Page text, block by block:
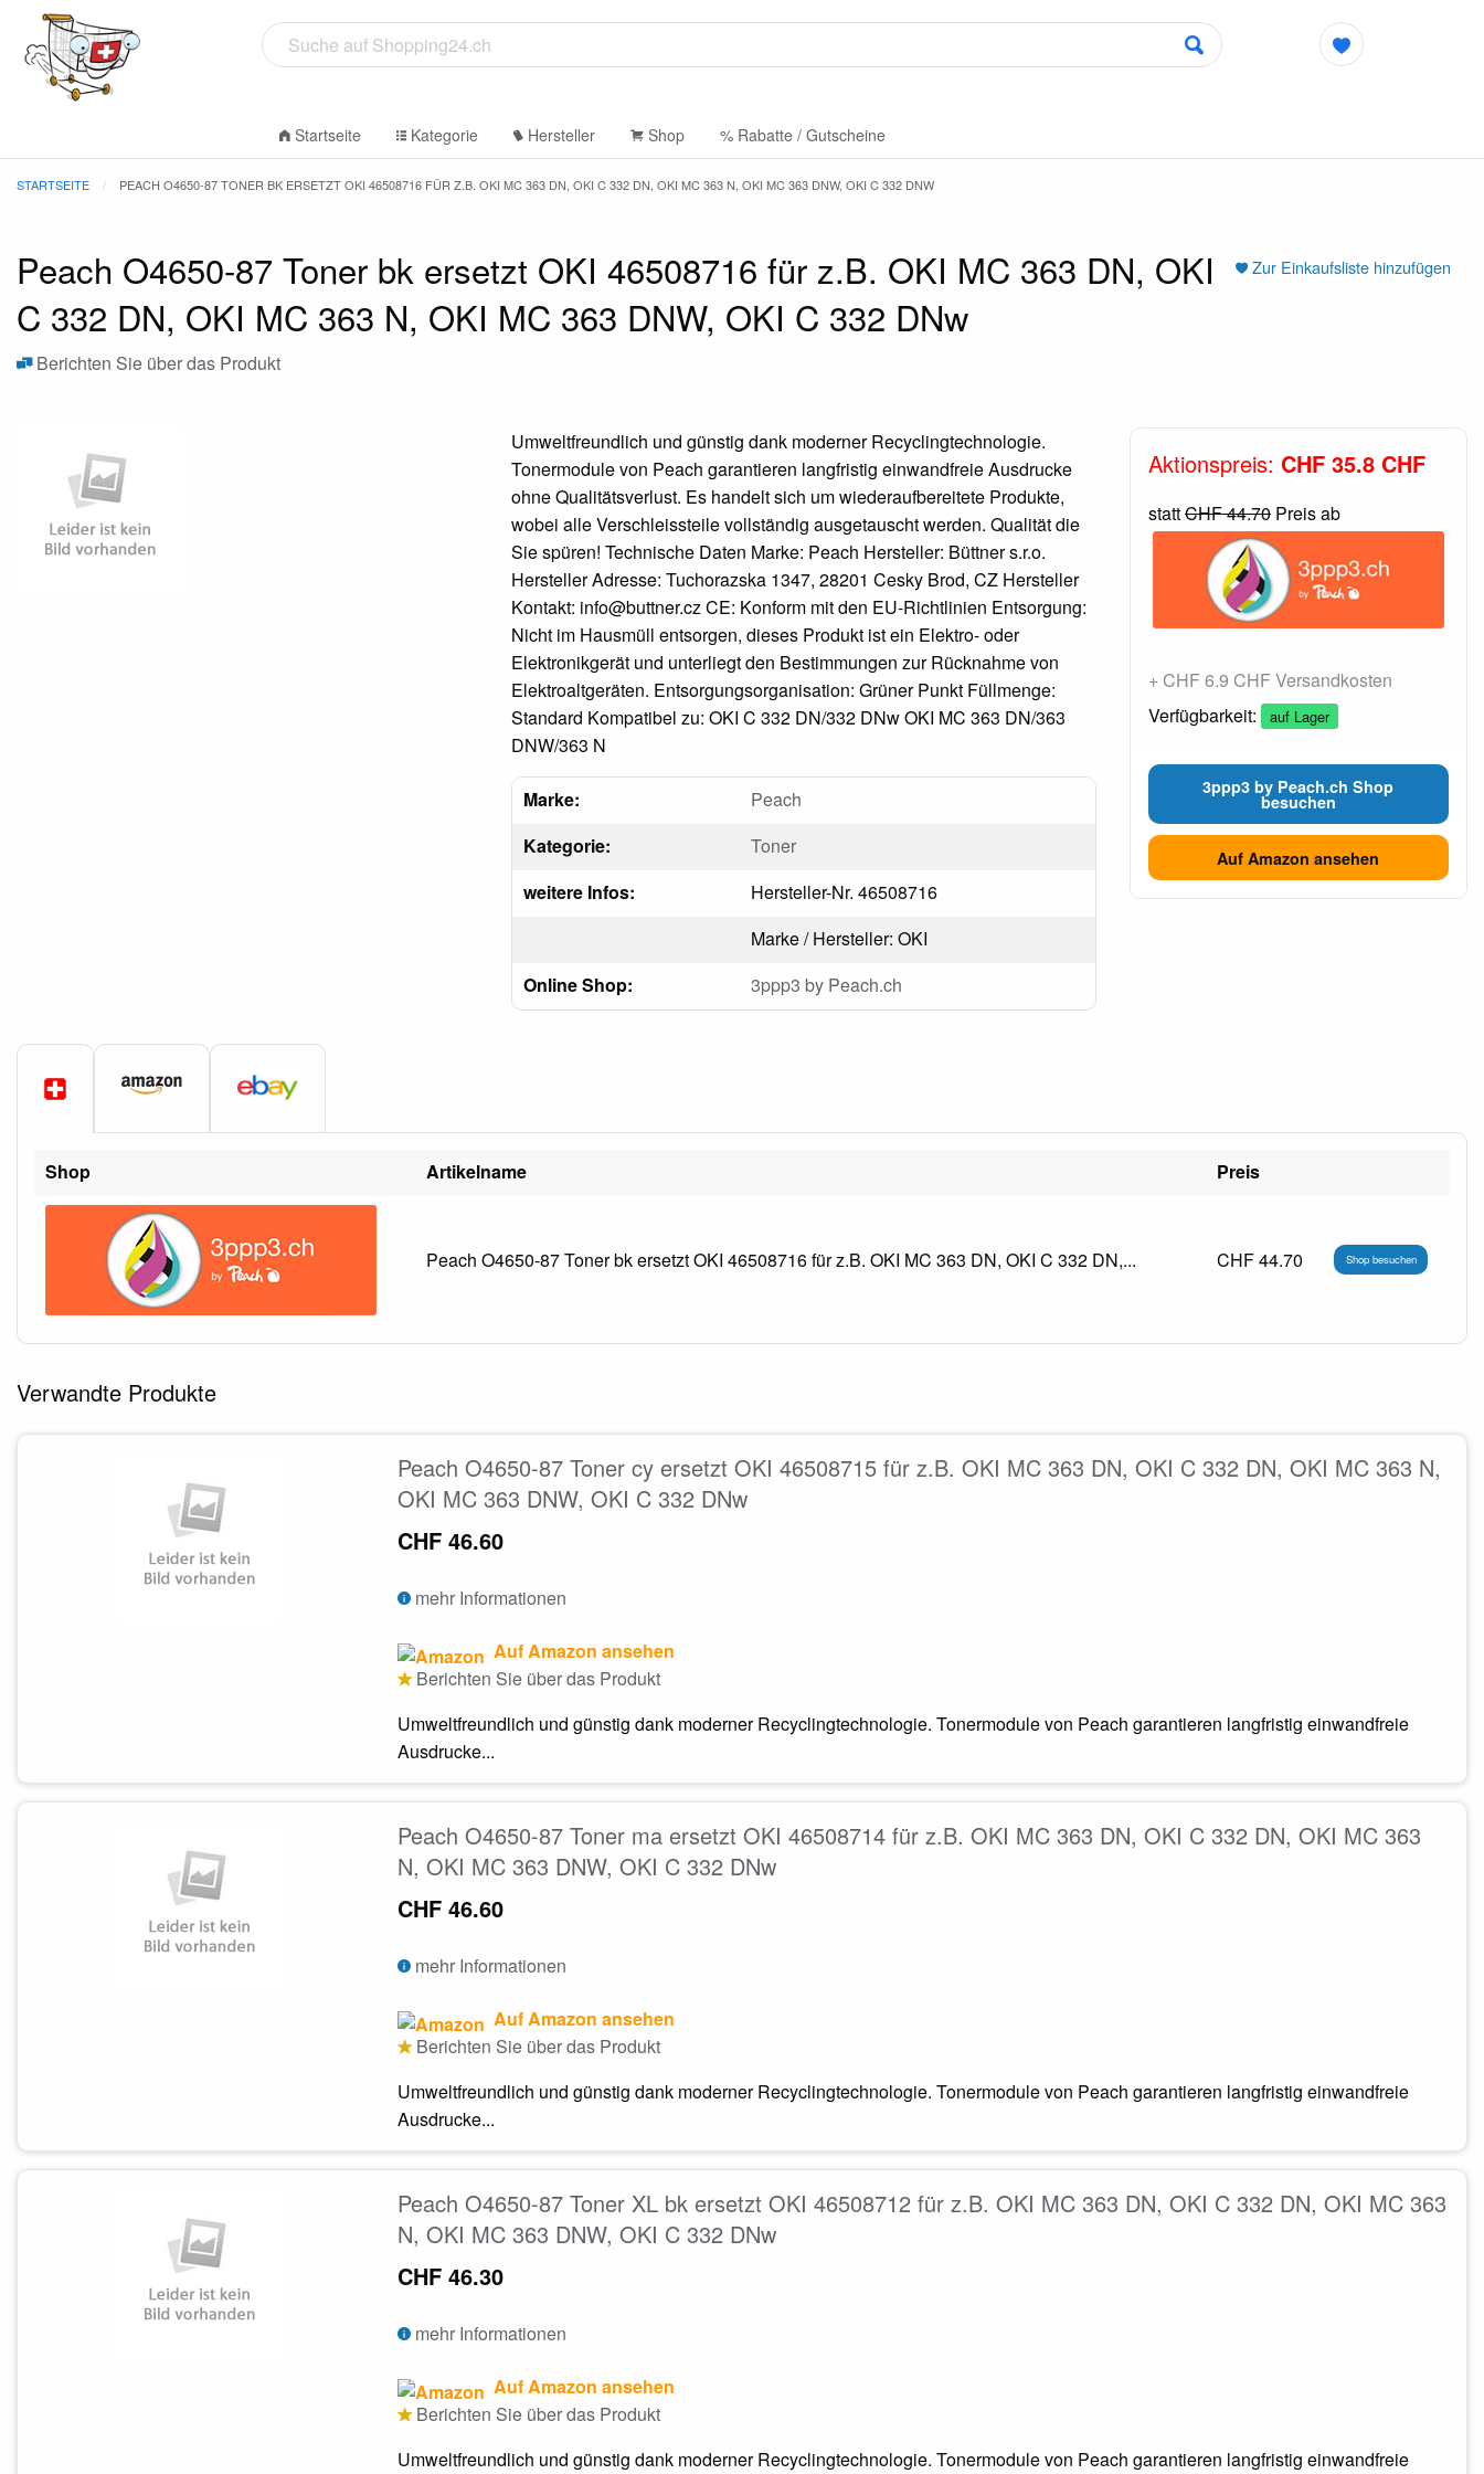
Startseite Kategorie Hersteller Shop % Rabatte / Gutscheine
STARTSEITE PEACH O4650-87 TONER BK ERSETZT OKI 46508716 FÜR Z.B. OKI MC 363 DN, OKI C 332 DN, OKI MC 363 N, OKI MC 363 DNW, OKI C 332 DNW
Zur Einkaufsliste hinzufügen
Peach O4650-87 Toner bk ersetzt OKI 46508716 für z.B. OKI MC 363 DN, OKI
C 332 DN, OKI MC 363 N, OKI MC 363 DNW, OKI C 332 DNw
Berichten Sie über das Produkt
Umweltfreundlich und günstig dank moderner Recyclingtechnologie.
Tonermodule von Peach garantieren langfristig einwandfreie Ausdrucke
ohne Qualitätsverlust. Es handelt sich um wiederaufbereitete Produkte,
wobei alle Verschleissteile vollständig ausgetauscht werden. Qualität die
Sie spüren! Technische Daten Marke: Peach Hersteller: Büttner s.r.o.
Hersteller Adresse: Tuchorazska 1347, 28201 Cesky Brod, CZ Hersteller
Kontakt: info@buttner.cz CE: Konform mit den EU-Richtlinien Entsorgung:
Nicht im Hausmüll entsorgen, dieses Produkt ist ein Elektro- oder
Elektronikgerät und unterliegt den Bestimmungen zur Rücknahme von
Elektroaltgeräten. Entsorgungsorganisation: Grüner Punkt Füllmenge:
Standard Kompatibel zu: OKI C 332 DN/332 DNw OKI MC 363 DN/363
DNW/363 N
Marke:
Peach
Kategorie:
Toner
weitere Infos:
Hersteller-Nr. 46508716
Marke / Hersteller: OKI
Online Shop:
3ppp3 by Peach.ch
Aktionspreis: CHF 35.8 CHF
stattCHF 44.70Preis ab
+ CHF 6.9 CHF Versandkosten
Verfügbarkeit:
auf Lager
3ppp3 by Peach.ch Shop
besuchen
Auf Amazon ansehen
Shop Artikelname Preis
Peach O4650-87 Toner bk ersetzt OKI 46508716 für z.B. OKI MC 363 DN, OKI C 332 DN,... CHF 44.70 Shop besuchen
Verwandte Produkte
Peach O4650-87 Toner cy ersetzt OKI 46508715 für z.B. OKI MC 363 DN, OKI C 332 DN, OKI MC 363 N,
OKI MC 363 DNW, OKI C 332 DNw
CHF 46.60
mehr Informationen
Auf Amazon ansehen
Berichten Sie über das Produkt
Umweltfreundlich und günstig dank moderner Recyclingtechnologie. Tonermodule von Peach garantieren langfristig einwandfreie
Ausdrucke...
Peach O4650-87 Toner ma ersetzt OKI 46508714 für z.B. OKI MC 363 DN, OKI C 332 DN, OKI MC 363
N, OKI MC 363 DNW, OKI C 332 DNw
CHF 46.60
mehr Informationen
Auf Amazon ansehen
Berichten Sie über das Produkt
Umweltfreundlich und günstig dank moderner Recyclingtechnologie. Tonermodule von Peach garantieren langfristig einwandfreie
Ausdrucke...
Peach O4650-87 Toner XL bk ersetzt OKI 46508712 für z.B. OKI MC 363 DN, OKI C 332 DN, OKI MC 363
N, OKI MC 363 DNW, OKI C 332 DNw
CHF 46.30
mehr Informationen
Auf Amazon ansehen
Berichten Sie über das Produkt
Umweltfreundlich und günstig dank moderner Recyclingtechnologie. Tonermodule von Peach garantieren langfristig einwandfreie